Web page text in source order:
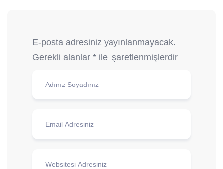
E-posta adresiniz yayınlanmayacak.
Gerekli alanlar * ile işaretlenmişlerdir